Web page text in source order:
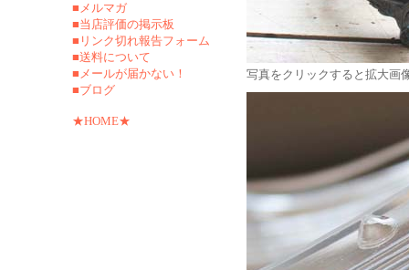
■メルマガ
■当店評価の掲示板
■リンク切れ報告フォーム
■送料について
■メールが届かない！
■ブログ
★HOME★
写真をクリックすると拡大画